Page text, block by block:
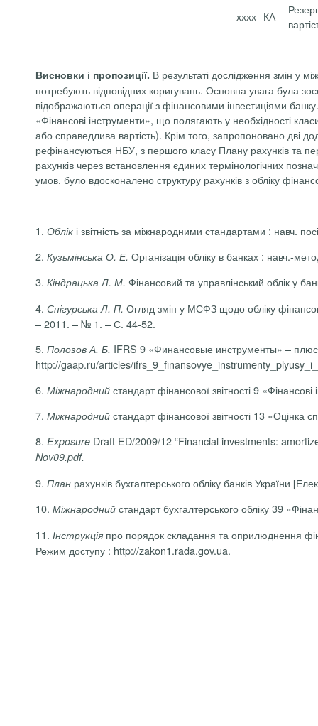
хххх КА
Висновки і пропозиції. В результаті дослідження змін у
потребують відповідних коригувань. Основна увага була
відображаються операції з фінансовими інвестиціями
«Фінансові інструменти», що полягають у необхідності
або справедлива вартість). Крім того, запропоновано дві
рефінансуються НБУ, з першого класу Плану рахунків та
рахунків через встановлення єдиних термінологічних
умов, було вдосконалено структуру рахунків з обліку
1. Облік і звітність за міжнародними стандартами :
2. Кузьмінська О. Е. Організація обліку в банках : навч.-
3. Кіндрацька Л. М. Фінансовий та управлінський облік у
4. Снігурська Л. П. Огляд змін у МСФЗ щодо обліку
– 2011. – № 1. – С. 44-52.
5. Полозов А. Б. IFRS 9 «Финансовые инструменты» –
http://gaap.ru/articles/
6. Міжнародний стандарт фінансової звітності 9
7. Міжнародний стандарт фінансової звітності 13
8. Exposure Draft ED/2009/12 “Financial investments:
Nov09.pdf‎.
9. План рахунків бухгалтерського обліку банків
10. Міжнародний стандарт бухгалтерського обліку 39
11. Інструкція про порядок складання та оприлюднення
Режим доступу : http://zakon1.rada.gov.ua.